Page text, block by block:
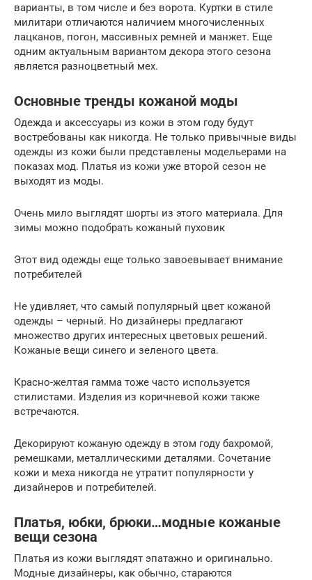
варианты, в том числе и без ворота. Куртки в стиле
милитари отличаются наличием многочисленных
лацканов, погон, массивных ремней и манжет. Еще
одним актуальным вариантом декора этого сезона
является разноцветный мех.
Основные тренды кожаной моды
Одежда и аксессуары из кожи в этом году будут
востребованы как никогда. Не только привычные виды
одежды из кожи были представлены модельерами на
показах мод. Платья из кожи уже второй сезон не
выходят из моды.
Очень мило выглядят шорты из этого материала. Для
зимы можно подобрать кожаный пуховик
Этот вид одежды еще только завоевывает внимание
потребителей
Не удивляет, что самый популярный цвет кожаной
одежды – черный. Но дизайнеры предлагают
множество других интересных цветовых решений.
Кожаные вещи синего и зеленого цвета.
Красно-желтая гамма тоже часто используется
стилистами. Изделия из коричневой кожи также
встречаются.
Декорируют кожаную одежду в этом году бахромой,
ремешками, металлическими деталями. Сочетание
кожи и меха никогда не утратит популярности у
дизайнеров и потребителей.
Платья, юбки, брюки…модные кожаные
вещи сезона
Платья из кожи выглядят эпатажно и оригинально.
Модные дизайнеры, как обычно, стараются